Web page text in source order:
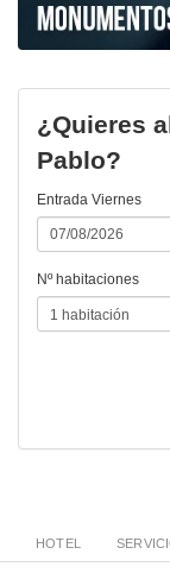
¿Quieres
Pablo?
Entrada Viernes
Nº habitaciones
HOTEL